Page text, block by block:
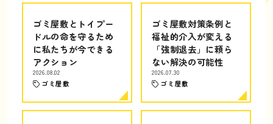
ゴミ屋敷とトイプー
ドルの命を守るため
に私たちが今できる
アクション
2026.08.02
ゴミ屋敷
ゴミ屋敷対策条例と
福祉的介入が変える
「強制退去」に頼ら
ない解決の可能性
2026.07.30
ゴミ屋敷